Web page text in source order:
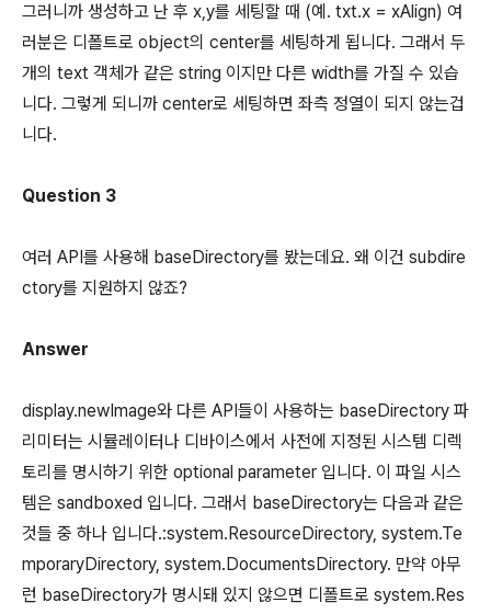
그러니까 생성하고 난 후 x,y를 세팅할 때 (예. txt.x = xAlign) 여
러분은 디폴트로 object의 center를 세팅하게 됩니다. 그래서 두
개의 text 객체가 같은 string 이지만 다른 width를 가질 수 있습
니다. 그렇게 되니까 center로 세팅하면 좌측 정열이 되지 않는겁
니다.
Question 3
여러 API를 사용해 baseDirectory를 봤는데요. 왜 이건 subdire
ctory를 지원하지 않죠?
Answer
display.newImage와 다른 API들이 사용하는 baseDirectory 파
리미터는 시뮬레이터나 디바이스에서 사전에 지정된 시스템 디렉
토리를 명시하기 위한 optional parameter 입니다. 이 파일 시스
템은 sandboxed 입니다. 그래서 baseDirectory는 다음과 같은
것들 중 하나 입니다.:system.ResourceDirectory, system.Te
mporaryDirectory, system.DocumentsDirectory. 만약 아무
런 baseDirectory가 명시돼 있지 않으면 디폴트로 system.Res